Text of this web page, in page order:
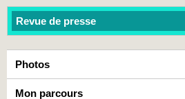
Revue de presse
Photos
Mon parcours